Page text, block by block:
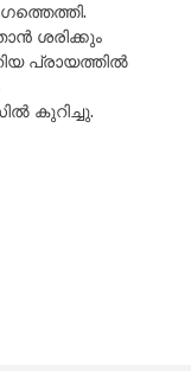
ശരിക്കും
പ്രായത്തിൽ
കുറിച്ചു.